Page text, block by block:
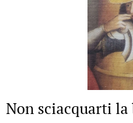
Non sciacquarti la